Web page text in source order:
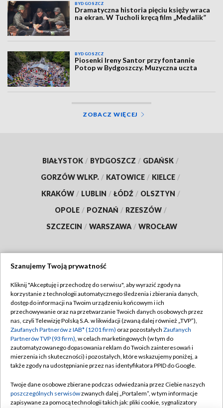
BYDGOSZCZ
Dramatyczna historia pięciu księży wraca
na ekran. W Tucholi kręcą film „Medalik”
BYDGOSZCZ
Piosenki Ireny Santor przy fontannie
Potop w Bydgoszczy. Muzyczna uczta
ZOBACZ WIĘCEJ
BIAŁYSTOK / BYDGOSZCZ / GDAŃSK /
GORZÓW WLKP. / KATOWICE / KIELCE /
KRAKÓW / LUBLIN / ŁÓDŹ / OLSZTYN /
OPOLE / POZNAŃ / RZESZÓW /
SZCZECIN / WARSZAWA / WROCŁAW
TVP
Abonament TVP
Emisja w TVP
Centrum informacji TVP
Naziemna Telewizja Cyfrowa
Rada Programowa
Regulamin TVP
Polityka prywatności
Moje zgody
Pomoc
Kontakt
Szanujemy Twoją prywatność
Kliknij "Akceptuję i przechodzę do serwisu", aby wyrazić zgody na
korzystanie z technologii automatycznego śledzenia i zbierania danych,
dostęp do informacji na Twoim urządzeniu końcowym i ich
przechowywanie oraz na przetwarzanie Twoich danych osobowych przez
nas, czyli Telewizję Polską S.A. w likwidacji (zwaną dalej również „TVP”),
Zaufanych Partnerów z IAB* (1201 firm) oraz pozostałych Zaufanych
Partnerów TVP (93 firm), w celach marketingowych (w tym do
zautomatyzowanego dopasowania reklam do Twoich zainteresowań i
mierzenia ich skuteczności) i pozostałych, które wskazujemy poniżej, a
także zgody na udostępnianie przez nas identyfikatora PPID do Google.
Twoje dane osobowe zbierane podczas odwiedzania przez Ciebie naszych
poszczególnych serwisówzwanych dalej „Portalem”, w tym informacje
zapisywane za pomocą technologii takich jak: pliki cookie, sygnalizatory